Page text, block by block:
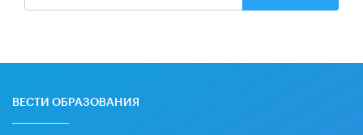
ВЕСТИ ОБРАЗОВАНИЯ